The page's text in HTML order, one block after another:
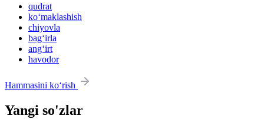
qudrat
ko‘maklashish
chiyovla
bag‘irla
ang‘irt
havodor
Hammasini ko‘rish
Yangi so'zlar